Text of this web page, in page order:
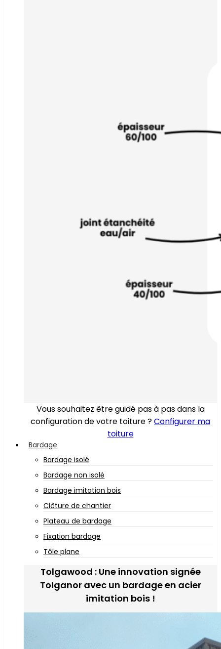
Vous souhaitez être guidé pas à pas dans la
configuration de votre toiture ?Configurer ma
toiture
Bardage
Bardage isolé
Bardage non isolé
Bardage imitation bois
Clôture de chantier
Plateau de bardage
Fixation bardage
Tôle plane
Tolgawood : Une innovation signée
Tolganor avec un bardage en acier
imitation bois !